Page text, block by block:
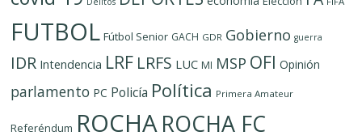
FUTBOL Fútbol Senior GACH GDR Gobierno guerra
IDR Intendencia LRF LRFS LUC MI MSP OFI Opinión
parlamento PC Policía Política Primera Amateur
Referéndum ROCHAROCHA FC